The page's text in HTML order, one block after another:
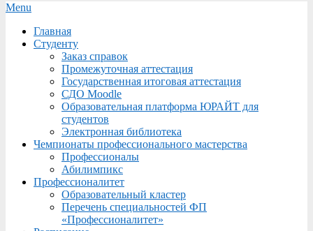
Secondary
Menu
Menu
Главная
Студенту
Заказ справок
Промежуточная аттестация
Государственная итоговая аттестация
СДО Moodle
Образовательная платформа ЮРАЙТ для
студентов
Электронная библиотека
Чемпионаты профессионального мастерства
Профессионалы
Абилимпикс
Профессионалитет
Образовательный кластер
Перечень специальностей ФП
«Профессионалитет»